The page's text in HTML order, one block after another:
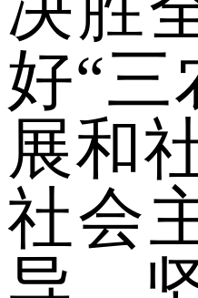
好“
展和
社会